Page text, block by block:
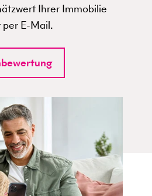
Ihrer Immobilie
E-Mail.